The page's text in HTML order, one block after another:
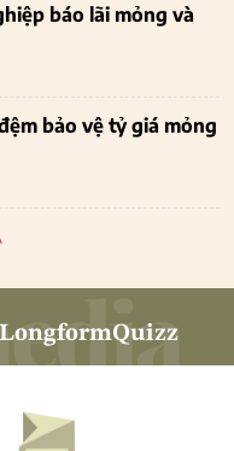
báo lãi mỏng và
bảo vệ tỷ giá mỏng
LongformQuizz